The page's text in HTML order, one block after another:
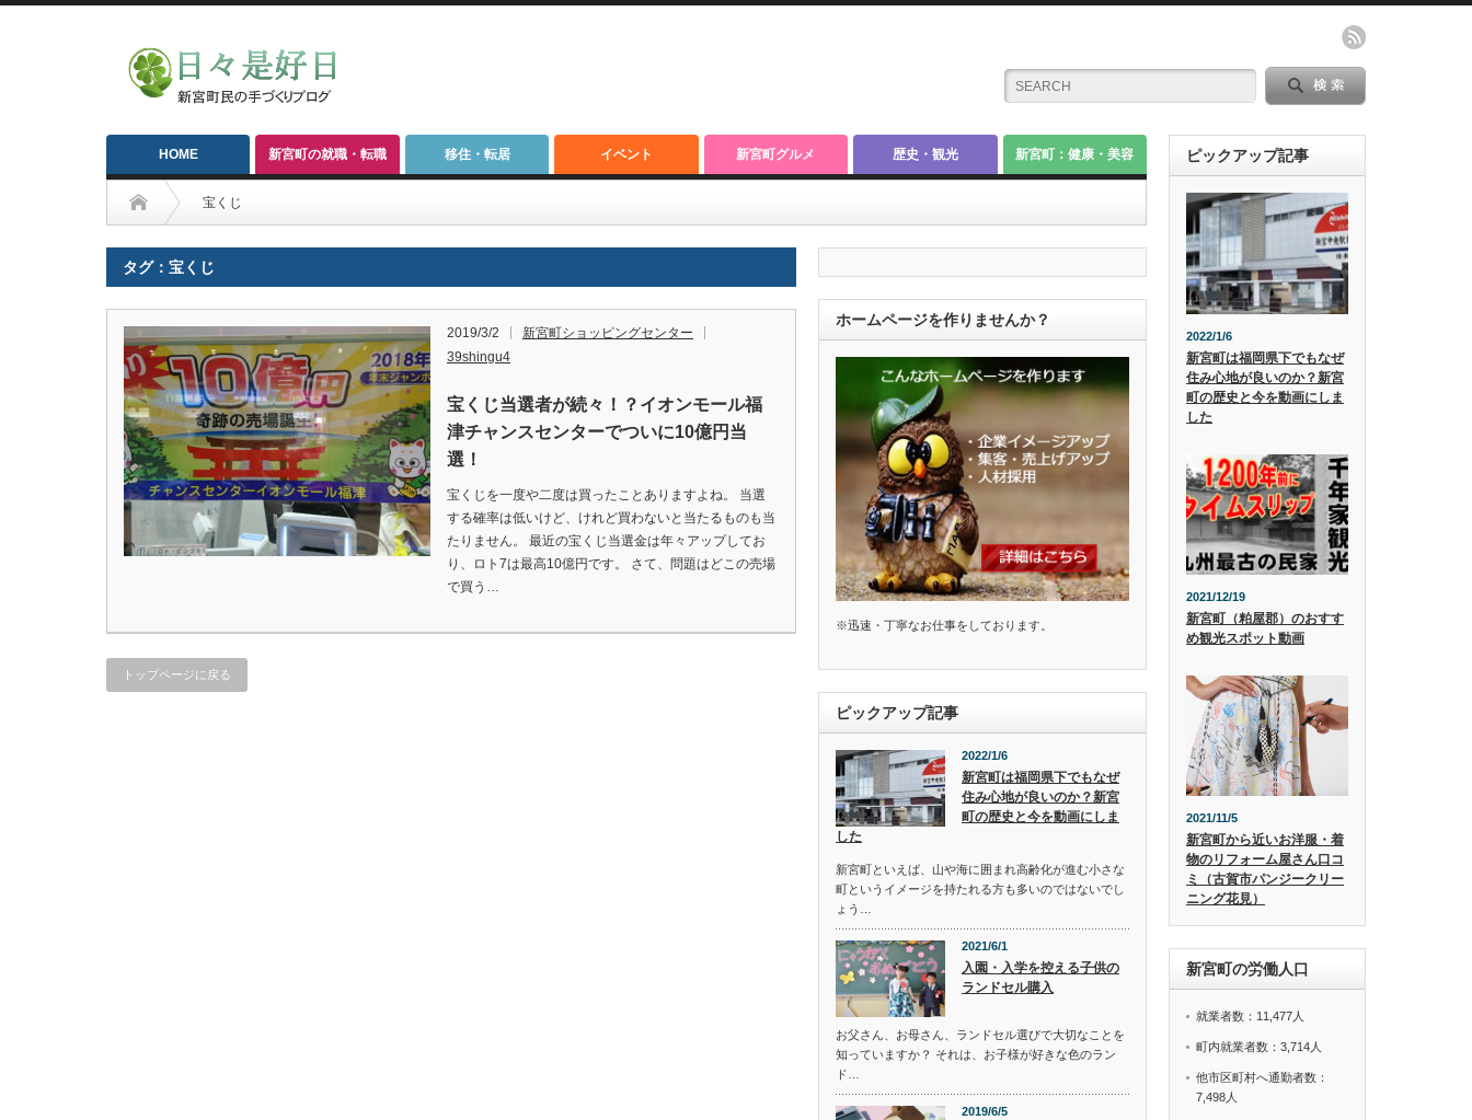
HOME 新宮町の就職・転職 移住・転居 イベント 新宮町グルメ 歴史・観光 新宮町：健康・美容
宝くじ
タグ：宝くじ
2019/3/2
新宮町ショッピングセンター
39shingu4
宝くじ当選者が続々！？イオンモール福
津チャンスセンターでついに10億円当
選！
宝くじを一度や二度は買ったことありますよね。 当選
する確率は低いけど、けれど買わないと当たるものも当
たりません。 最近の宝くじ当選金は年々アップしてお
り、ロト7は最高10億円です。 さて、問題はどこの売場
で買う…
トップページに戻る
ホームページを作りませんか？
※迅速・丁寧なお仕事をしております。
ピックアップ記事
2022/1/6
新宮町は福岡県下でもなぜ
住み心地が良いのか？新宮
町の歴史と今を動画にしま
した
新宮町といえば、山や海に囲まれ高齢化が進む小さな
町というイメージを持たれる方も多いのではないでし
ょう…
2021/6/1
入園・入学を控える子供の
ランドセル購入
お父さん、お母さん、ランドセル選びで大切なことを
知っていますか？ それは、お子様が好きな色のラン
ド…
2019/6/5
ピックアップ記事
2022/1/6
新宮町は福岡県下でもなぜ
住み心地が良いのか？新宮
町の歴史と今を動画にしま
した
2021/12/19
新宮町（粕屋郡）のおすす
め観光スポット動画
2021/11/5
新宮町から近いお洋服・着
物のリフォーム屋さん口コ
ミ（古賀市パンジークリー
ニング花見）
新宮町の労働人口
就業者数：11,477人
町内就業者数：3,714人
他市区町村へ通勤者数：
7,498人